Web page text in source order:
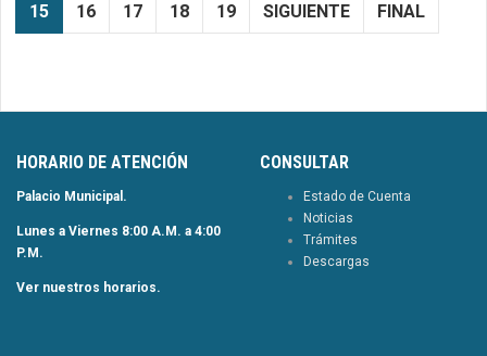
15 16 17 18 19 SIGUIENTE FINAL
HORARIO DE ATENCIÓN
Palacio Municipal.
Lunes a Viernes 8:00 A.M. a 4:00
P.M.
Ver nuestros horarios.
CONSULTAR
Estado de Cuenta
Noticias
Trámites
Descargas